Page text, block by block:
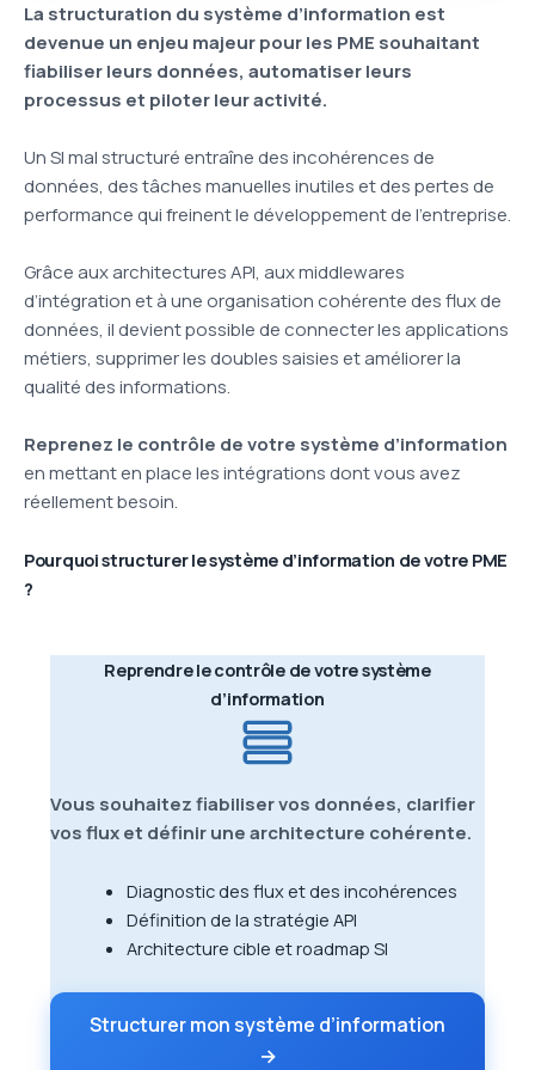
La structuration du système d’information est
devenue un enjeu majeur pour les PME souhaitant
fiabiliser leurs données, automatiser leurs
processus et piloter leur activité.
Un SI mal structuré entraîne des incohérences de
données, des tâches manuelles inutiles et des pertes de
performance qui freinent le développement de l’entreprise.
Grâce aux architectures API, aux middlewares
d’intégration et à une organisation cohérente des flux de
données, il devient possible de connecter les applications
métiers, supprimer les doubles saisies et améliorer la
qualité des informations.
Reprenez le contrôle de votre système d’information
en mettant en place les intégrations dont vous avez
réellement besoin.
Pourquoi structurer le système d’information de votre PME
?
Reprendre le contrôle de votre système
d’information
Vous souhaitez fiabiliser vos données, clarifier
vos flux et définir une architecture cohérente.
Diagnostic des flux et des incohérences
Définition de la stratégie API
Architecture cible et roadmap SI
Structurer mon système d’information
→